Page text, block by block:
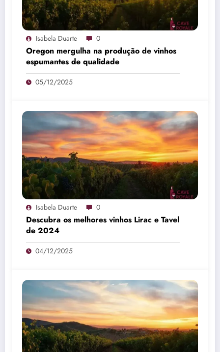
Isabela Duarte 0
Oregon mergulha na produção de vinhos
espumantes de qualidade
05/12/2025
Isabela Duarte 0
Descubra os melhores vinhos Lirac e Tavel
de 2024
04/12/2025